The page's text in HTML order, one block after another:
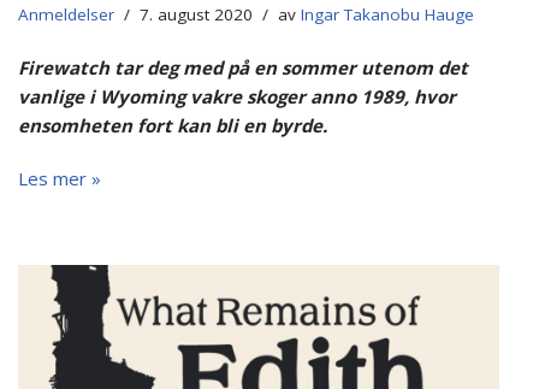
Anmeldelser 7. august 2020 av Ingar Takanobu Hauge
Firewatch tar deg med på en sommer utenom det
vanlige i Wyoming vakre skoger anno 1989, hvor
ensomheten fort kan bli en byrde.
Les mer »